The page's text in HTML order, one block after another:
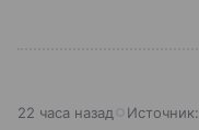
22 часа назад Источник: